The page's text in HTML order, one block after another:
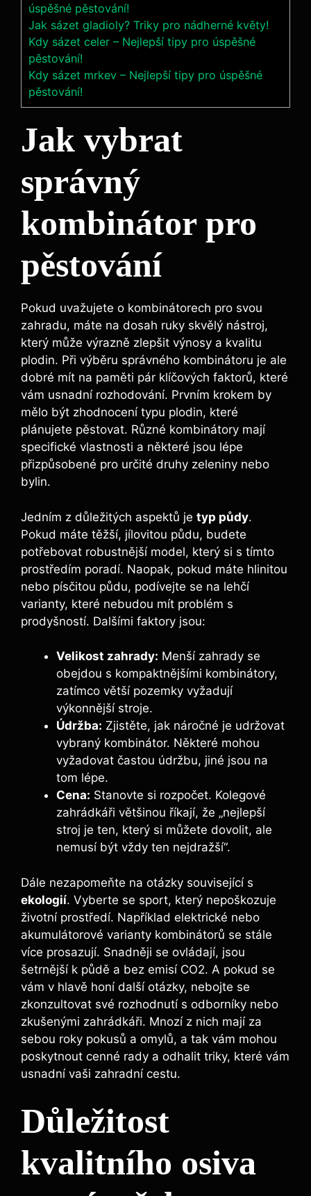
úspěšné pěstování!
Jak sázet gladioly? Triky pro nádherné květy!
Kdy sázet celer – Nejlepší tipy pro úspěšné
pěstování!
Kdy sázet mrkev – Nejlepší tipy pro úspěšné
pěstování!
Jak vybrat
správný
kombinátor pro
pěstování
Pokud uvažujete o kombinátorech pro svou
zahradu, máte na dosah ruky skvělý nástroj,
který může výrazně zlepšit výnosy a kvalitu
plodin. Při výběru správného kombinátoru je ale
dobré mít na paměti pár klíčových faktorů, které
vám usnadní rozhodování. Prvním krokem by
mělo být zhodnocení typu plodin, které
plánujete pěstovat. Různé kombinátory mají
specifické vlastnosti a některé jsou lépe
přizpůsobené pro určité druhy zeleniny nebo
bylin.
Jedním z důležitých aspektů je typ půdy.
Pokud máte těžší, jílovitou půdu, budete
potřebovat robustnější model, který si s tímto
prostředím poradí. Naopak, pokud máte hlinitou
nebo písčitou půdu, podívejte se na lehčí
varianty, které nebudou mít problém s
prodyšností. Dalšími faktory jsou:
Velikost zahrady: Menší zahrady se
obejdou s kompaktnějšími kombinátory,
zatímco větší pozemky vyžadují
výkonnější stroje.
Údržba: Zjistěte, jak náročné je udržovat
vybraný kombinátor. Některé mohou
vyžadovat častou údržbu, jiné jsou na
tom lépe.
Cena: Stanovte si rozpočet. Kolegové
zahrádkáři většinou říkají, že „nejlepší
stroj je ten, který si můžete dovolit, ale
nemusí být vždy ten nejdražší“.
Dále nezapomeňte na otázky související s
ekologií. Vyberte se sport, který nepoškozuje
životní prostředí. Například elektrické nebo
akumulátorové varianty kombinátorů se stále
více prosazují. Snadněji se ovládají, jsou
šetrnější k půdě a bez emisí CO2. A pokud se
vám v hlavě honí další otázky, nebojte se
zkonzultovat své rozhodnutí s odborníky nebo
zkušenými zahrádkáři. Mnozí z nich mají za
sebou roky pokusů a omylů, a tak vám mohou
poskytnout cenné rady a odhalit triky, které vám
usnadní vaši zahradní cestu.
Důležitost
kvalitního osiva